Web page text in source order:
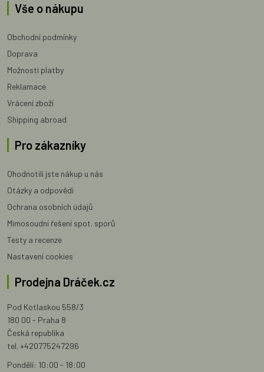
Vše o nákupu
Obchodní podmínky
Doprava
Možnosti platby
Reklamace
Vrácení zboží
Shipping abroad
Pro zákazníky
Ohodnotili jste nákup u nás
Otázky a odpovědi
Ochrana osobních údajů
Mimosoudní řešení spot. sporů
Testy a recenze
Nastavení cookies
Prodejna Dráček.cz
Pod Kotlaskou 558/3
180 00 - Praha 8
Česká republika
tel. +420775247296
Pondělí: 10:00 - 18:00